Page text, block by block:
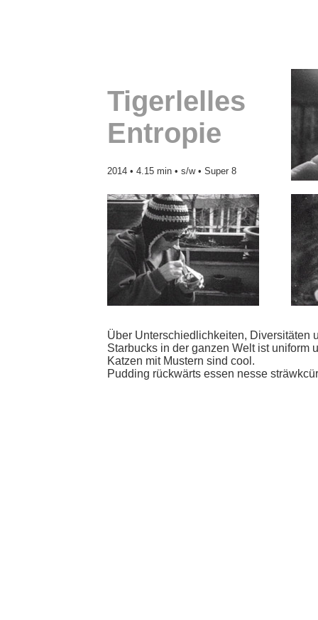
Tigerlelles
Entropie
2014 • 4.15 min • s/w • Super 8
Über Unterschiedlichkeiten, Diversitäten
Starbucks in der ganzen Welt ist uniform
Katzen mit Mustern sind cool.
Pudding rückwärts essen nesse